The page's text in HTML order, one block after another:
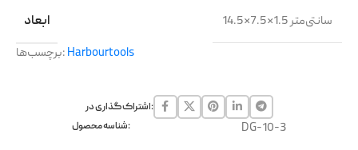
ابعاد
14.5×7.5×1.5 سانتی‌متر
برچسب‌ها:Harbourtools
اشتراک گذاری در:
شناسه محصول:
DG-10-3